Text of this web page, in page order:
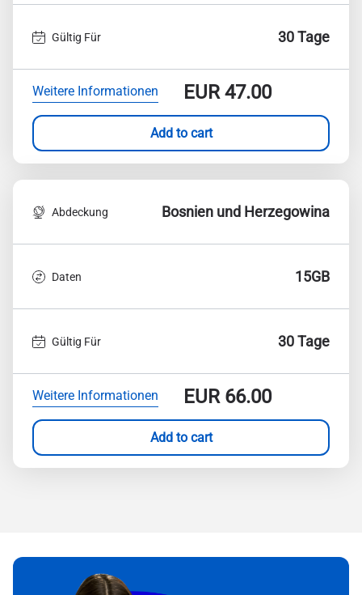
Gültig Für 30 Tage
Weitere Informationen EUR47.00
Add to cart
Abdeckung Bosnien und Herzegowina
Daten 15GB
Gültig Für 30 Tage
Weitere Informationen EUR66.00
Add to cart